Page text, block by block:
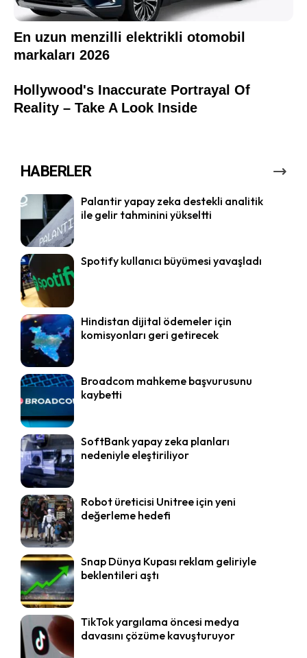
HABERLER
Palantir yapay zeka destekli analitik
ile gelir tahminini yükseltti
Spotify kullanıcı büyümesi yavaşladı
Hindistan dijital ödemeler için
komisyonları geri getirecek
Broadcom mahkeme başvurusunu
kaybetti
SoftBank yapay zeka planları
nedeniyle eleştiriliyor
Robot üreticisi Unitree için yeni
değerleme hedefi
Snap Dünya Kupası reklam geliriyle
beklentileri aştı
TikTok yargılama öncesi medya
davasını çözüme kavuşturuyor